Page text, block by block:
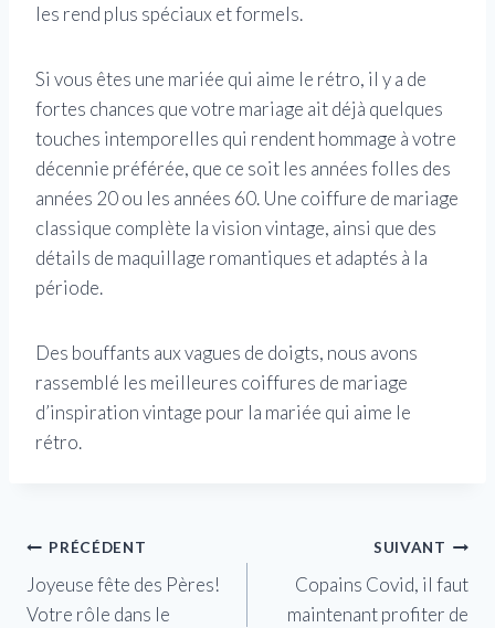
les rend plus spéciaux et formels.
Si vous êtes une mariée qui aime le rétro, il y a de
fortes chances que votre mariage ait déjà quelques
touches intemporelles qui rendent hommage à votre
décennie préférée, que ce soit les années folles des
années 20 ou les années 60. Une coiffure de mariage
classique complète la vision vintage, ainsi que des
détails de maquillage romantiques et adaptés à la
période.
Des bouffants aux vagues de doigts, nous avons
rassemblé les meilleures coiffures de mariage
d’inspiration vintage pour la mariée qui aime le
rétro.
Navigation
de
PRÉCÉDENT
Joyeuse fête des Pères!
Votre rôle dans le
SUIVANT
Copains Covid, il faut
maintenant profiter de